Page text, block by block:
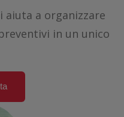
aiuta a organizzare
in un unico